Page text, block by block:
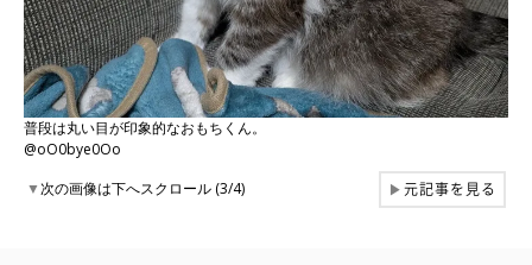
普段は丸い目が印象的なおもちくん。
@oO0bye0Oo
▼次の画像は下へスクロール (3/4) ▶元記事を見る